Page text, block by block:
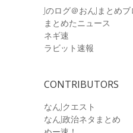
Jのログ＠おんJまとめ
まとめたニュース
ネギ速
ラビット速報
CONTRIBUTORS
なんJクエスト
なんJ政治ネタまとめ